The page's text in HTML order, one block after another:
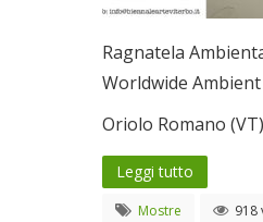
Ragnatela
Worldwide
Oriolo Romano (VT)
Leggi tutto
Mostre 918